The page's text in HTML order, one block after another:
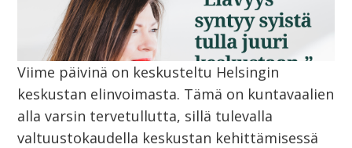
Viime päivinä on keskusteltu Helsingin
keskustan elinvoimasta. Tämä on kuntavaalien
alla varsin tervetullutta, sillä tulevalla
valtuustokaudella keskustan kehittämisessä